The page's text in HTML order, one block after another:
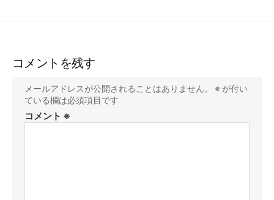
コメントを残す
メールアドレスが公開されることはありません。 ※ が付い
ている欄は必須項目です
コメント ※